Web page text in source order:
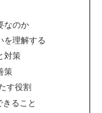
なのか
を理解する
対策
策
す役割
ること